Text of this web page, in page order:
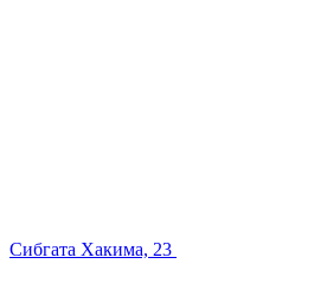
Сибгата Хакима, 23